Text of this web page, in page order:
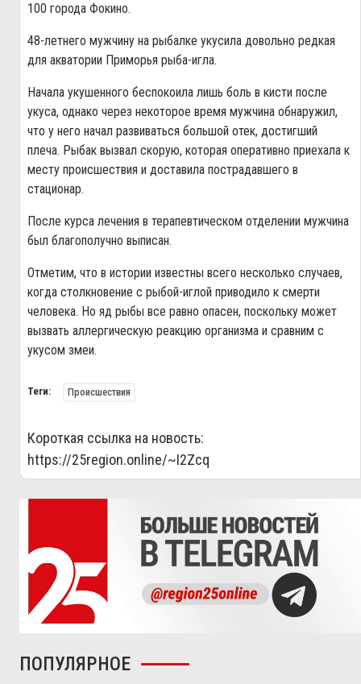
100 города Фокино.
48-летнего мужчину на рыбалке укусила довольно редкая
для акватории Приморья рыба-игла.
Начала укушенного беспокоила лишь боль в кисти после
укуса, однако через некоторое время мужчина обнаружил,
что у него начал развиваться большой отек, достигший
плеча. Рыбак вызвал скорую, которая оперативно приехала к
месту происшествия и доставила пострадавшего в
стационар.
После курса лечения в терапевтическом отделении мужчина
был благополучно выписан.
Отметим, что в истории известны всего несколько случаев,
когда столкновение с рыбой-иглой приводило к смерти
человека. Но яд рыбы все равно опасен, поскольку может
вызвать аллергическую реакцию организма и сравним с
укусом змеи.
Теги: Происшествия
Короткая ссылка на новость:
https://25region.online/~I2Zcq
ПОПУЛЯРНОЕ